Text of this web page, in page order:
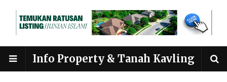
Info Property & Tanah Kavling